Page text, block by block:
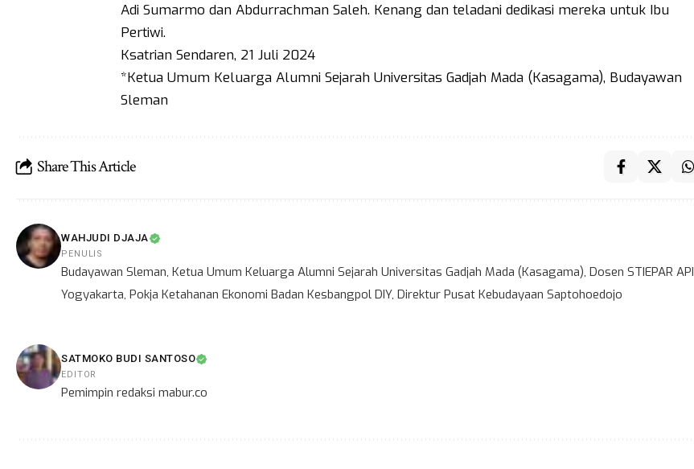
Adi Sumarmo dan Abdurrachman Saleh. Kenang dan teladani dedikasi mereka untuk Ibu
Pertiwi.
Ksatrian Sendaren, 21 Juli 2024
*Ketua Umum Keluarga Alumni Sejarah Universitas Gadjah Mada (Kasagama), Budayawan
Sleman
Share This Article
WAHJUDI DJAJA
PENULIS
Budayawan Sleman, Ketua Umum Keluarga Alumni Sejarah Universitas Gadjah Mada (Kasagama), Dosen STIEPAR API
Yogyakarta, Pokja Ketahanan Ekonomi Badan Kesbangpol DIY, Direktur Pusat Kebudayaan Saptohoedojo
SATMOKO BUDI SANTOSO
EDITOR
Pemimpin redaksi mabur.co